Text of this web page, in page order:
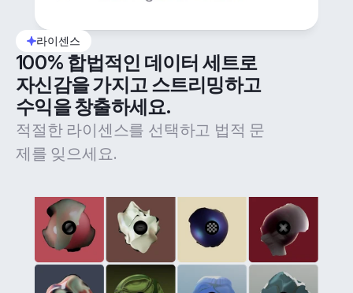
라이센스
100% 합법적인 데이터 세트로
자신감을 가지고 스트리밍하고
수익을 창출하세요.
적절한 라이센스를 선택하고 법적 문
제를 잊으세요.